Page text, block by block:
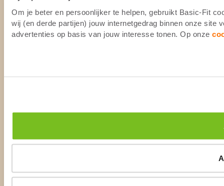
Om je beter en persoonlijker te helpen, gebruikt Basic-Fit
wij (en derde partijen) jouw internetgedrag binnen onze site
advertenties op basis van jouw interesse tonen. Op onze